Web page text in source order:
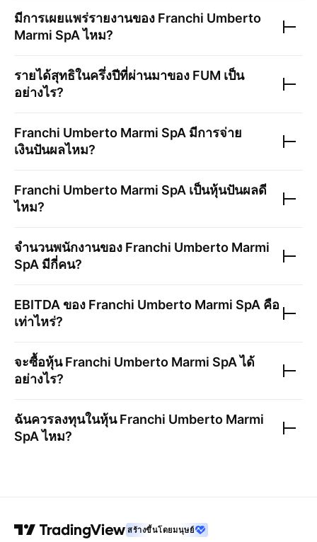
มีการเผยแพร่รายงานของ Franchi Umberto
Marmi SpAไหม?
รายได้สุทธิในครึ่งปีที่ผ่านมาของ FUM เป็น
อย่างไร?
Franchi Umberto Marmi SpA มีการจ่าย
เงินปันผลไหม?
Franchi Umberto Marmi SpA เป็นหุ้นปันผลดี
ไหม?
จำนวนพนักงานของ Franchi Umberto Marmi
SpA มีกี่คน?
EBITDA ของ Franchi Umberto Marmi SpA คือ
เท่าไหร่?
จะซื้อหุ้นFranchi Umberto Marmi SpAได้
อย่างไร?
ฉันควรลงทุนในหุ้นFranchi Umberto Marmi
SpAไหม?
สร้างขึ้นโดยมนุษย์